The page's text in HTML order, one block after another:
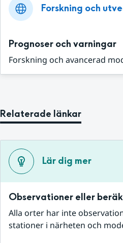
Forskning och
Prognoser och varningar
Forskning och avancerad
Relaterade länkar
Lär dig mer
Observationer eller
Alla orter har inte
stationer i närheten och